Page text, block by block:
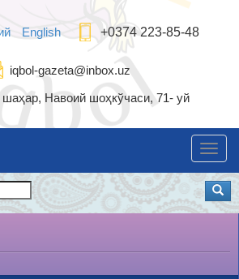
English +0374 223-85-48
iqbol-gazeta@inbox.uz
Навоий шоҳкўчаси, 71- уй